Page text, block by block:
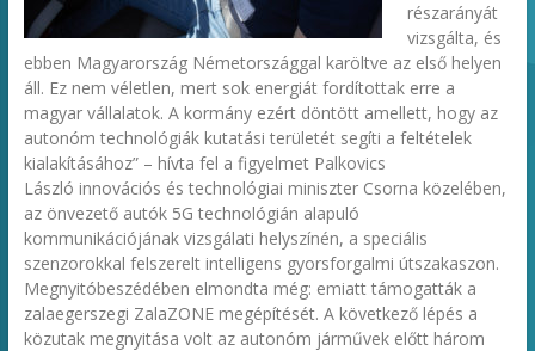
részarányát
vizsgálta, és
ebben Magyarország Németországgal karöltve az első helyen
áll. Ez nem véletlen, mert sok energiát fordítottak erre a
magyar vállalatok. A kormány ezért döntött amellett, hogy az
autonóm technológiák kutatási területét segíti a feltételek
kialakításához” – hívta fel a figyelmet Palkovics
László innovációs és technológiai miniszter Csorna közelében,
az önvezető autók 5G technológián alapuló
kommunikációjának vizsgálati helyszínén, a speciális
szenzorokkal felszerelt intelligens gyorsforgalmi útszakaszon.
Megnyitóbeszédében elmondta még: emiatt támogatták a
zalaegerszegi ZalaZONE megépítését. A következő lépés a
közutak megnyitása volt az autonóm járművek előtt három